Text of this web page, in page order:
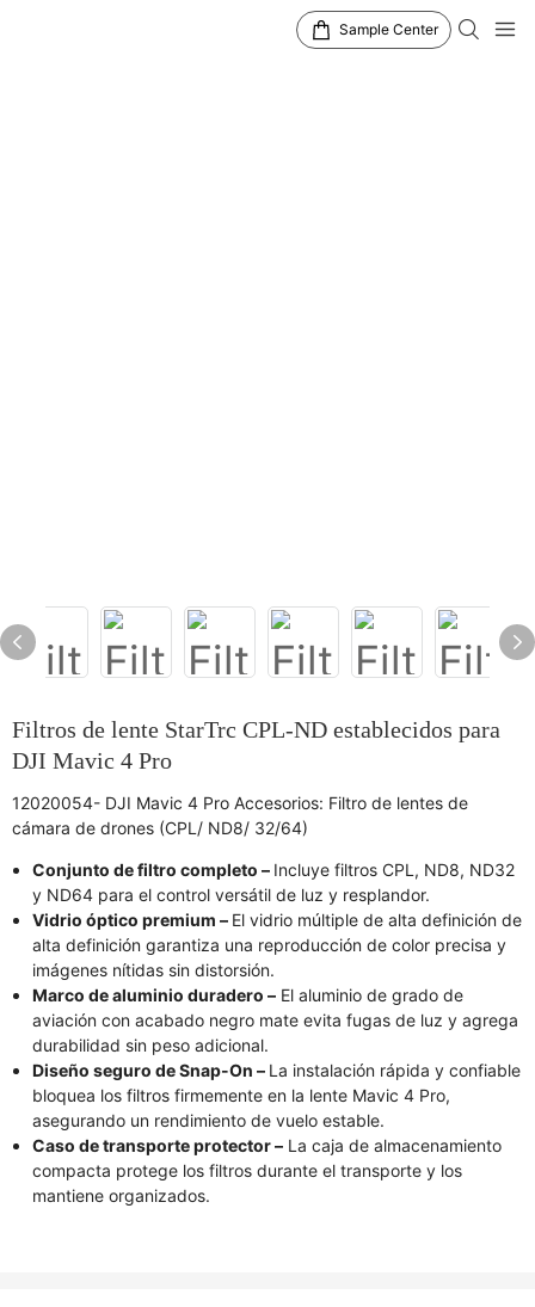
Sample Center
Filtros de lente StarTrc CPL-ND establecidos para
DJI Mavic 4 Pro
12020054- DJI Mavic 4 Pro Accesorios: Filtro de lentes de
cámara de drones (CPL/ ND8/ 32/64)
Conjunto de filtro completo – Incluye filtros CPL, ND8, ND32
y ND64 para el control versátil de luz y resplandor.
Vidrio óptico premium – El vidrio múltiple de alta definición de
alta definición garantiza una reproducción de color precisa y
imágenes nítidas sin distorsión.
Marco de aluminio duradero –El aluminio de grado de
aviación con acabado negro mate evita fugas de luz y agrega
durabilidad sin peso adicional.
Diseño seguro de Snap-On – La instalación rápida y confiable
bloquea los filtros firmemente en la lente Mavic 4 Pro,
asegurando un rendimiento de vuelo estable.
Caso de transporte protector –La caja de almacenamiento
compacta protege los filtros durante el transporte y los
mantiene organizados.